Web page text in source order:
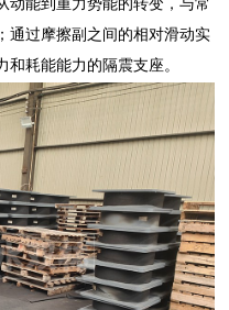
通过摩擦副之间的相对滑动实
耗能能力的隔震支座。